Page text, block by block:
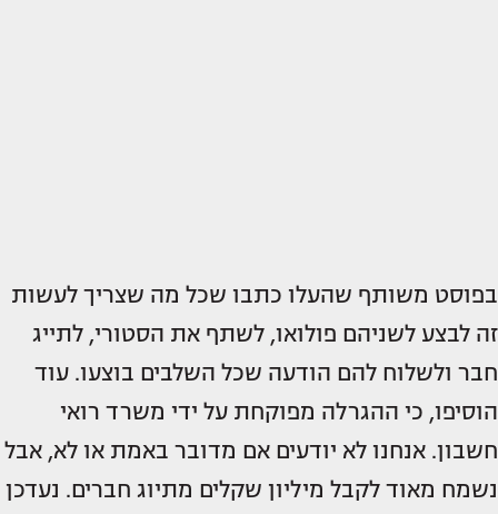
בפוסט משותף שהעלו כתבו שכל מה שצריך לעשות
זה לבצע לשניהם פולואו, לשתף את הסטורי, לתייג
חבר ולשלוח להם הודעה שכל השלבים בוצעו. עוד
הוסיפו, כי ההגרלה מפוקחת על ידי משרד רואי
חשבון. אנחנו לא יודעים אם מדובר באמת או לא, אבל
נשמח מאוד לקבל מיליון שקלים מתיוג חברים. נעדכן